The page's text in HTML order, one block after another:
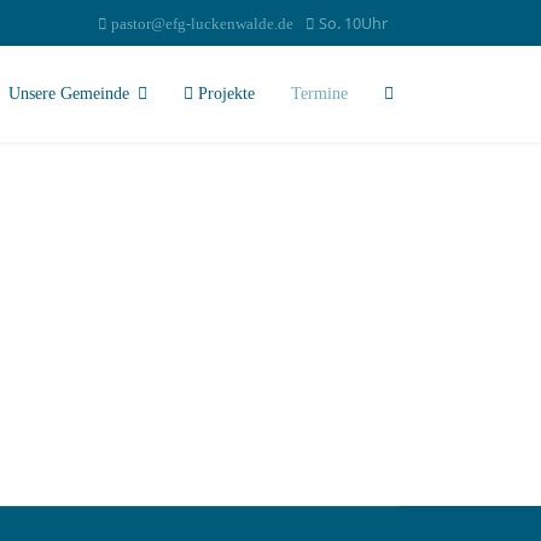
pastor@efg-luckenwalde.de So. 10Uhr
Unsere Gemeinde Projekte Termine